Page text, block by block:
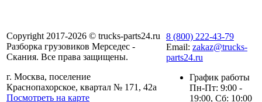
Copyright 2017-2026 © trucks-parts24.ru
Разборка грузовиков Мерседес -
Скания. Все права защищены.
г. Москва, поселение
Краснопахорское, квартал № 171, 42а
Посмотреть на карте
8 (800) 222-43-79
Email: zakaz@trucks-
parts24.ru
График работы
Пн-Пт: 9:00 -
19:00, Сб: 10:00